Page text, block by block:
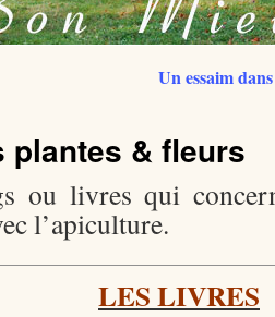
Un essaim
plantes & fleurs
ou livres qui
l’apiculture.
LES LIVRES